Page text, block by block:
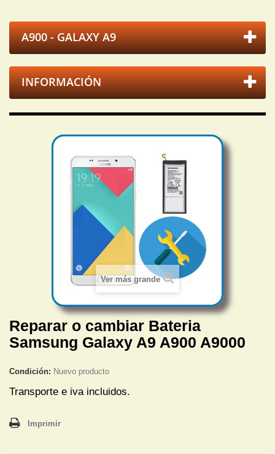
A900 - GALAXY A9
INFORMACIÓN
Ver más grande
Reparar o cambiar Bateria
Samsung Galaxy A9 A900 A9000
Condición: Nuevo producto
Transporte e iva incluidos.
Imprimir